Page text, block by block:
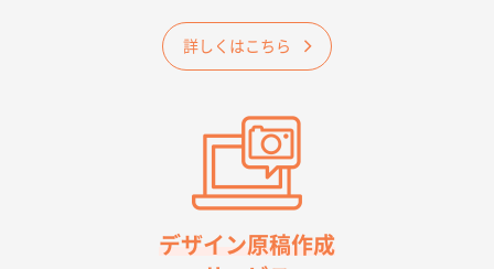
大阪府のお客様
A4フルカラークリアファイル1000枚
【ポリ】特別ご注文ページ1000枚
2026年06月08日 17:38
対応の速さ、丁寧さ、提案など
詳しくはこちら
デザイン原稿作成